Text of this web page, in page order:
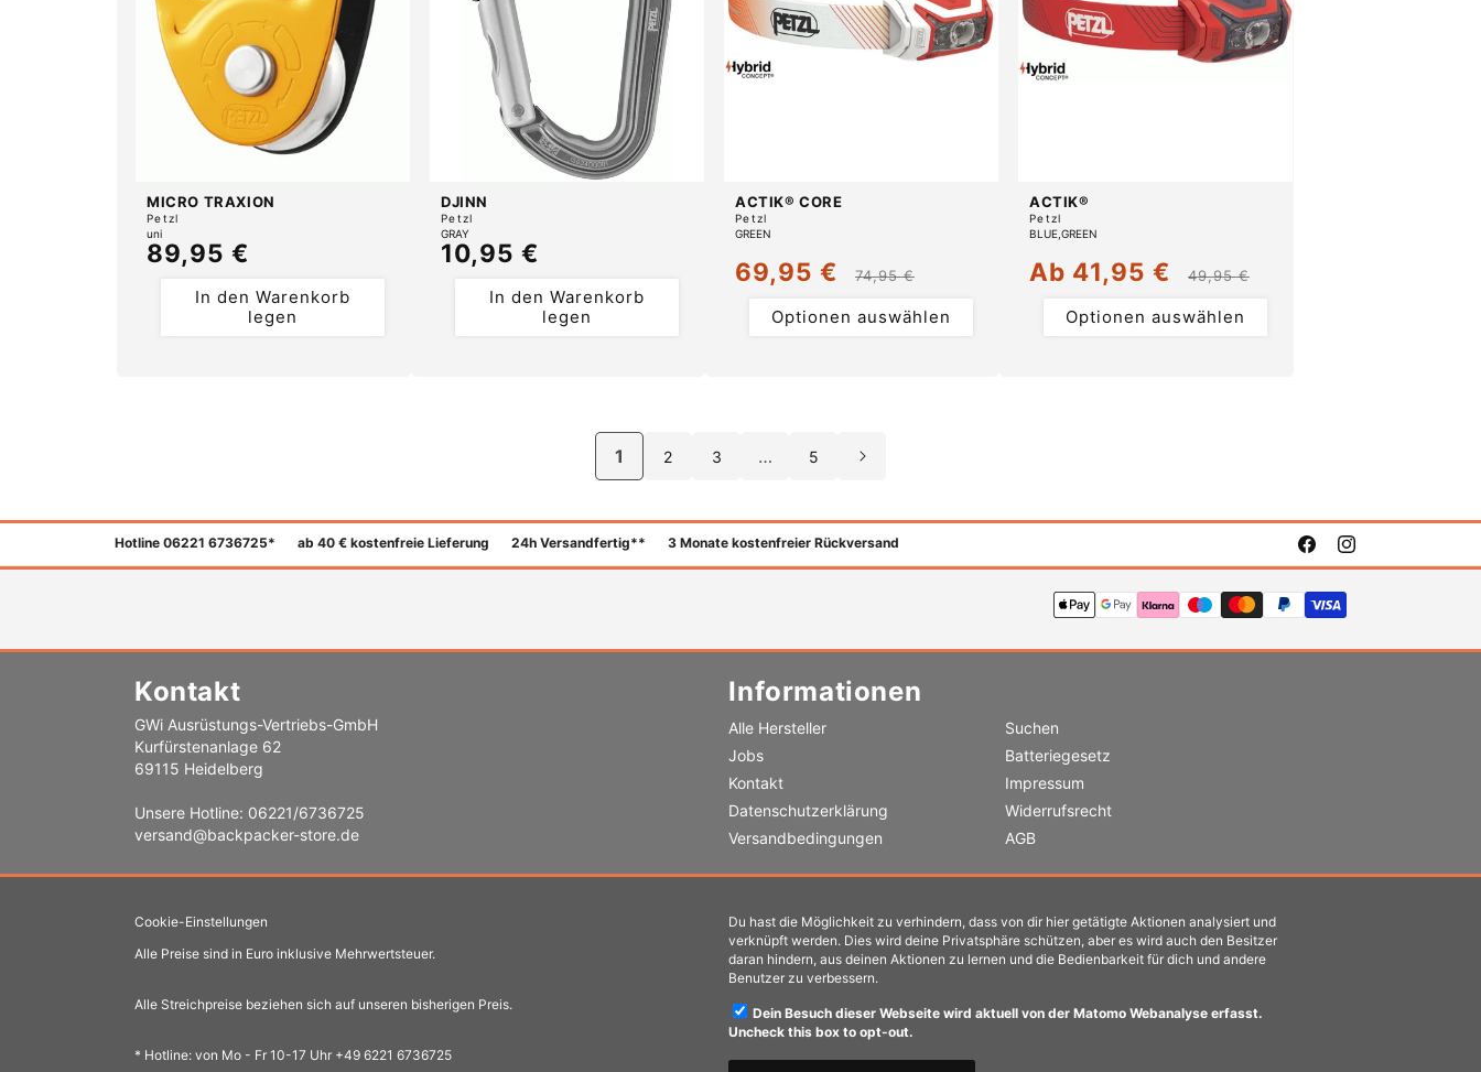
MICRO TRAXION
Anbieter:
Petzl
uni
Normaler
89,95 €
In den Warenkorb
legen
DJINN
Anbieter:
Petzl
GRAY
Normaler
10,95 €
In den Warenkorb
legen
ACTIK® CORE
Anbieter:
Petzl
GREEN
Verkaufspreis
69,95 €
Normaler
74,95 €
Optionen auswählen
ACTIK®
Anbieter:
Petzl
BLUE GREEN
Verkaufspreis
Ab 41,95 €
Normaler
49,95 €
Optionen auswählen
1 2 3 … 5
FacebookInstagram
Hotline 06221 6736725* ab 40 € kostenfreie Lieferung 24h Versandfertig** 3 Monate kostenfreier Rückversand
Kontakt
GWi Ausrüstungs-Vertriebs-GmbH
Kurfürstenanlage 62
69115 Heidelberg
Unsere Hotline: 06221/6736725
versand@backpacker-store.de
Informationen
Alle Hersteller
Suchen
Jobs
Batteriegesetz
Kontakt
Impressum
Datenschutzerklärung
Widerrufsrecht
Versandbedingungen
AGB
Cookie-Einstellungen
Alle Preise sind in Euro inklusive Mehrwertsteuer.
Alle Streichpreise beziehen sich auf unseren bisherigen Preis.
* Hotline: von Mo - Fr 10-17 Uhr +49 6221 6736725
Du hast die Möglichkeit zu verhindern, dass von dir hier getätigte Aktionen analysiert und
verknüpft werden. Dies wird deine Privatsphäre schützen, aber es wird auch den Besitzer
daran hindern, aus deinen Aktionen zu lernen und die Bedienbarkeit für dich und andere
Benutzer zu verbessern.
Dein Besuch dieser Webseite wird aktuell von der Matomo Webanalyse erfasst.
Uncheck this box to opt-out.